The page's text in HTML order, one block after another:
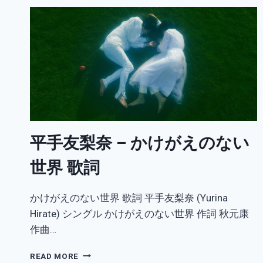
平手友梨奈 – かけがえのない
世界 歌詞
かけがえのない世界 歌詞 平手友梨奈 (Yurina
Hirate) シングル かけがえのない世界 作詞 秋元康
作曲…
READ MORE 平